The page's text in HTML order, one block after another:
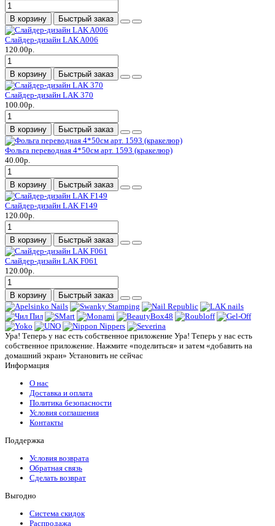
В корзину Быстрый заказ
Слайдер-дизайн LAK A006
120.00р.
В корзину Быстрый заказ
Слайдер-дизайн LAK 370
100.00р.
В корзину Быстрый заказ
Фольга переводная 4*50см арт. 1593 (кракелюр)
40.00р.
В корзину Быстрый заказ
Слайдер-дизайн LAK F149
120.00р.
В корзину Быстрый заказ
Слайдер-дизайн LAK F061
120.00р.
В корзину Быстрый заказ
Ура! Теперь у нас есть собственное приложение Ура! Теперь у нас есть
собственное приложение. Нажмите «поделиться» и затем «добавить на
домашний экран» Установить не сейчас
Информация
О нас
Доставка и оплата
Политика безопасности
Условия соглашения
Контакты
Поддержка
Условия возврата
Обратная связь
Сделать возврат
Выгодно
Система скидок
Распродажа